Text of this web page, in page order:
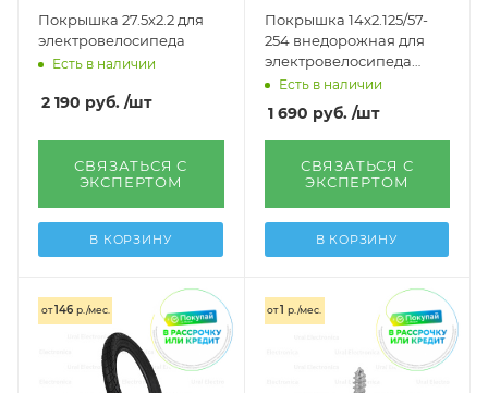
Покрышка 27.5x2.2 для
электровелосипеда
Есть в наличии
2 190 руб. /шт
СВЯЗАТЬСЯ С
ЭКСПЕРТОМ
В КОРЗИНУ
Покрышка 14x2.125/57-
254 внедорожная для
электровелосипеда
Jetson V2 Pro
Есть в наличии
1 690 руб. /шт
СВЯЗАТЬСЯ С
ЭКСПЕРТОМ
В КОРЗИНУ
от146 р./мес. от1 р./мес.